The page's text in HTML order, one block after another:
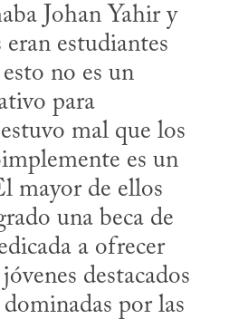
Johan Yahir y
estudiantes
no es un
para
mal que los
es un
mayor de ellos
una beca de
a ofrecer
destacados
por las